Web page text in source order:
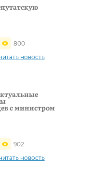
800
новость
с министром
902
новость